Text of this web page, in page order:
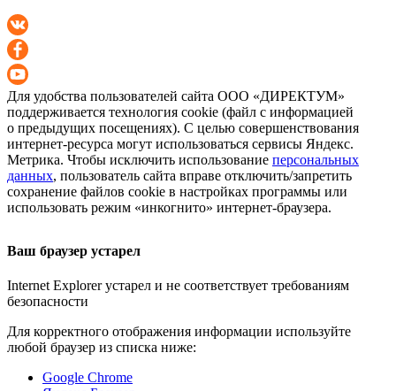
Для удобства пользователей сайта ООО «ДИРЕКТУМ»
поддерживается технология cookie (файл с информацией
о предыдущих посещениях). С целью совершенствования
интернет-ресурса могут использоваться сервисы Яндекс.
Метрика. Чтобы исключить использование персональных
данных, пользователь сайта вправе отключить/запретить
сохранение файлов cookie в настройках программы или
использовать режим «инкогнито» интернет-браузера.
Ваш браузер устарел
Internet Explorer устарел и не соответствует требованиям
безопасности
Для корректного отображения информации используйте
любой браузер из списка ниже:
Google Chrome